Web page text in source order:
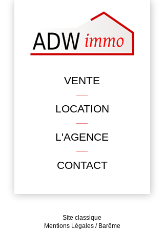
VENTE
LOCATION
L'AGENCE
CONTACT
Site classique
Mentions Légales / Barême